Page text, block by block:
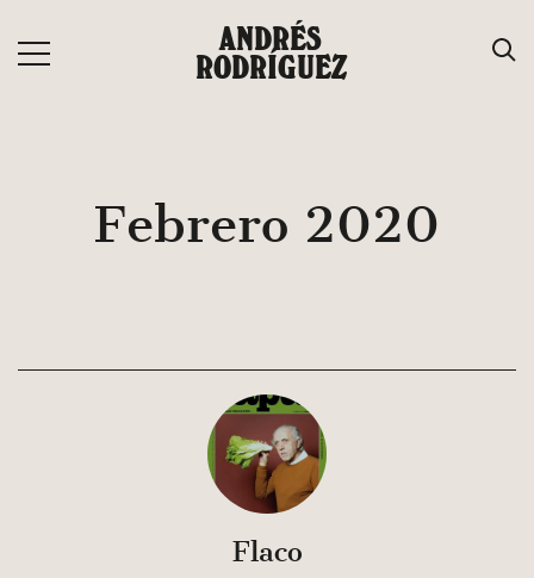
contenido
ANDRÉS
RODRÍGUEZ
Febrero 2020
Flaco